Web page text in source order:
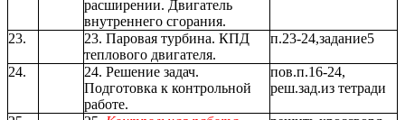
расширении. Двигатель
внутреннего сгорания.
23.
23. Паровая турбина. КПД
теплового двигателя.
п.23-24,задание5
24.
24. Решение задач.
Подготовка к контрольной
работе.
пов.п.16-24,
реш.зад.из тетради